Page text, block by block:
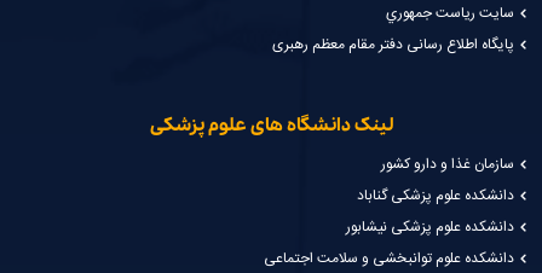
سايت رياست جمهوري
پایگاه اطلاع رسانی دفتر مقام معظم رهبری
لینک دانشگاه های علوم پزشکی
سازمان غذا و دارو کشور
دانشکده علوم پزشکی گناباد
دانشکده علوم پزشکی نیشابور
دانشکده علوم توانبخشی و سلامت اجتماعی